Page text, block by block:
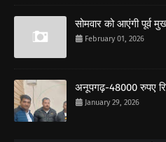
सोमवार को आएंगी पूर्व
February 01, 2026
अनूपगढ़-48000 रुपए
January 29, 2026